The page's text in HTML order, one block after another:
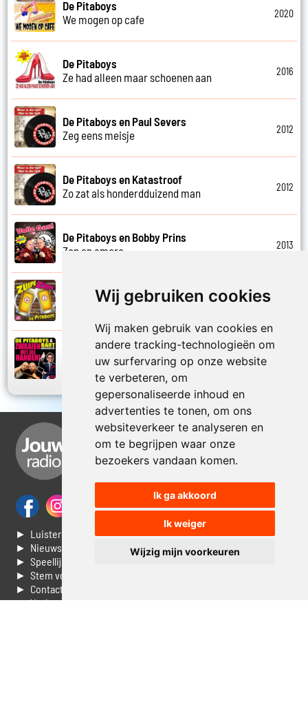
Wij gebruiken cookies
Wij maken gebruik van cookies en
andere tracking-technologieën om
uw surfervaring op onze website
te verbeteren, om
gepersonaliseerde inhoud en
advertenties te tonen, om ons
websiteverkeer te analyseren en
om te begrijpen waar onze
bezoekers vandaan komen.
Ik ga akkoord
Ik weiger
Wijzig mijn voorkeuren
De Pitaboys
We mogen op cafe
2020
De Pitaboys
Ze had alleen maar schoenen aan
2016
De Pitaboys en Paul Severs
Zeg eens meisje
2012
De Pitaboys en Katastroof
Zo zat als honderdduizend man
2012
De Pitaboys en Bobby Prins
Zon en amore
2013
De Pitaboys
De Pitaboys en Bart Anneessens Cops
Zwaaien met die handen
► Luisteren naar Jouwradio
► Nieuws
► Speellijst
► Stem voor de Dag top 3
► Contacteer ons
► Vaak gestelde vragen